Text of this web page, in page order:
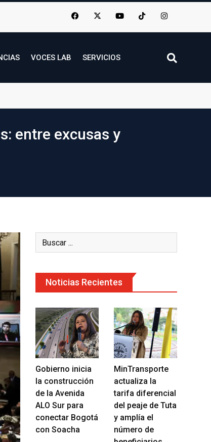
VOCES LAB SERVICIOS
entre excusas y
Noticias Recientes
Gobierno inicia
la construcción
de la Avenida
ALO Sur para
conectar Bogotá
con Soacha
MinTransporte
actualiza la
tarifa diferencial
del peaje de Tuta
y amplía el
número de